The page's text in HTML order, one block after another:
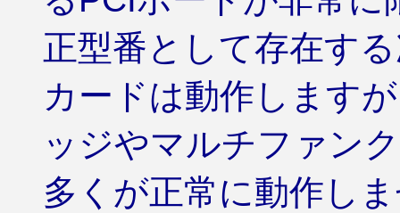
正型番として存在す
カードは動作します
ッジやマルチファン
多くが正常に動作し